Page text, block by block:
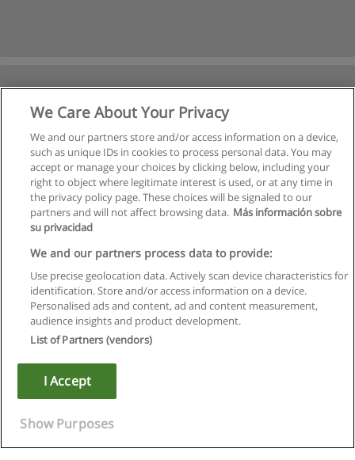
Suivant
de3
Règles d'utilisation
Confidentialité des données
Copyright © Educaedu Business S.L. - CIF : B-95610580: -
We Care About Your Privacy
We and our partners store and/or access information on a device,
such as unique IDs in cookies to process personal data. You may
accept or manage your choices by clicking below, including your
right to object where legitimate interest is used, or at any time in
the privacy policy page. These choices will be signaled to our
partners and will not affect browsing data. Más información sobre
su privacidad
We and our partners process data to provide:
Use precise geolocation data. Actively scan device characteristics for
identification. Store and/or access information on a device.
Personalised ads and content, ad and content measurement,
audience insights and product development.
List of Partners (vendors)
I Accept
Show Purposes